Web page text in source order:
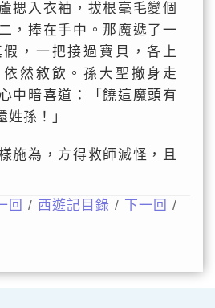
揌入衣袖，拔根毫毛變個
，捧在手中。那魔遞了一
，一把接過寶貝，各上
然敘飲。孫大聖撤身走
中暗喜道：「饒這魔頭有
姓孫！」
施為，方得救師滅怪，且
回 / 西遊記目錄 / 下一回 /